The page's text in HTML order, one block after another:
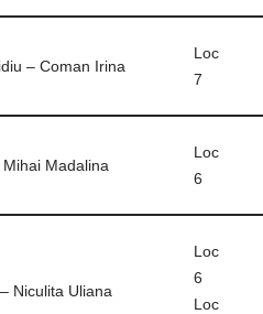
– Coman Irina
Loc
7
Madalina
Loc
6
Niculita Uliana
Loc
6
Loc